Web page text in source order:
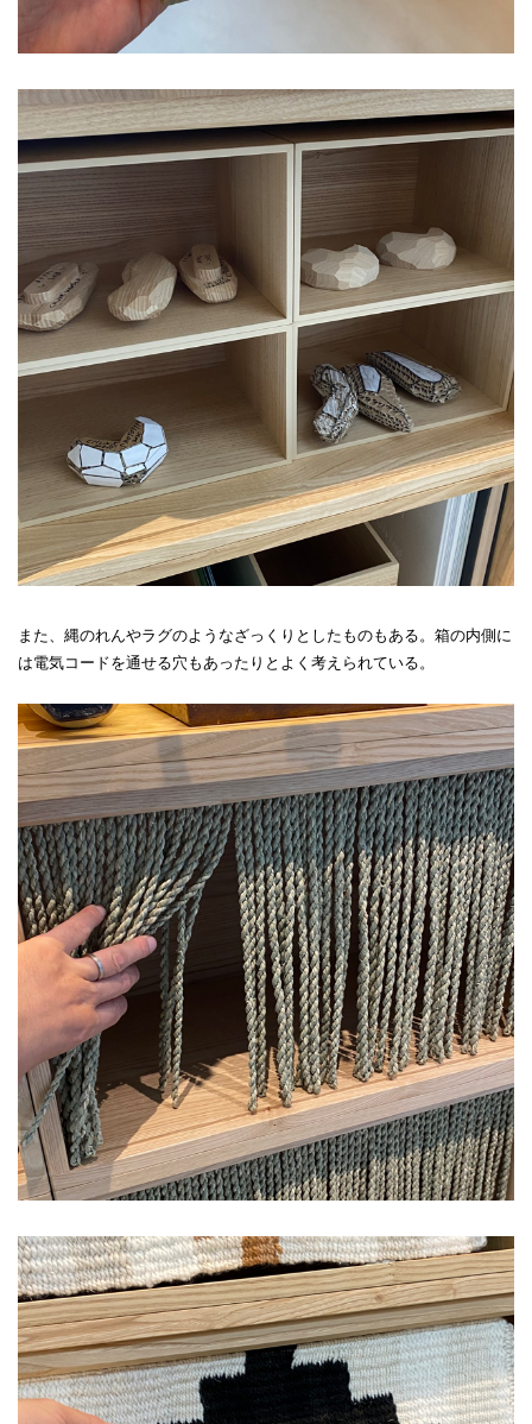
また、縄のれんやラグのようなざっくりとしたものもある。箱の内側に
は電気コードを通せる穴もあったりとよく考えられている。